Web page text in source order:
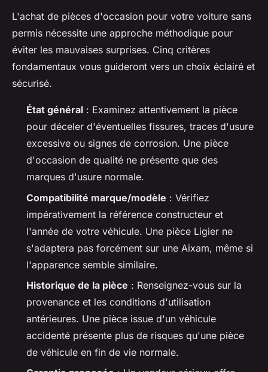
L'achat de pièces d'occasion pour votre voiture sans
permis nécessite une approche méthodique pour
éviter les mauvaises surprises. Cinq critères
fondamentaux vous guideront vers un choix éclairé et
sécurisé.
État général : Examinez attentivement la pièce
pour déceler d'éventuelles fissures, traces d'usure
excessive ou signes de corrosion. Une pièce
d'occasion de qualité ne présente que des
marques d'usure normale.
Compatibilité marque/modèle : Vérifiez
impérativement la référence constructeur et
l'année de votre véhicule. Une pièce Ligier ne
s'adaptera pas forcément sur une Aixam, même si
l'apparence semble similaire.
Historique de la pièce : Renseignez-vous sur la
provenance et les conditions d'utilisation
antérieures. Une pièce issue d'un véhicule
accidenté présente plus de risques qu'une pièce
de véhicule en fin de vie normale.